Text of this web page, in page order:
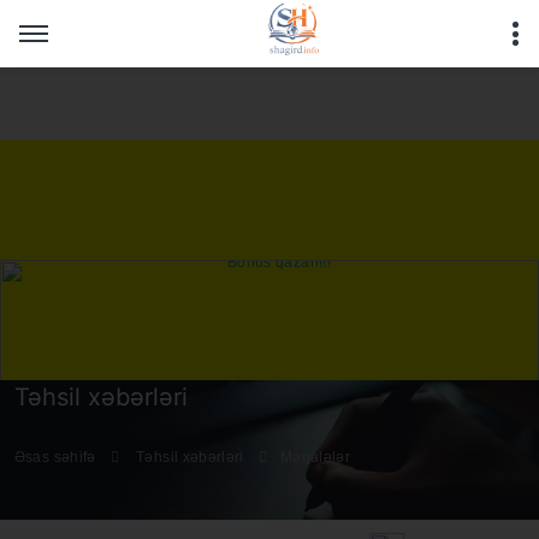
Warning
: Undefined array key "HTTP_REFERER" in
/home/shagirdinfo/public_html/articles/article_main_file.php
Təhsil xəbərləri
Əsas səhifə Təhsil xəbərləri Məqalələr